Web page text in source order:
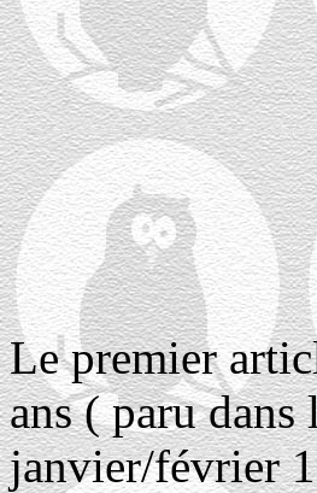
Le premier
ans ( paru
janvier/février